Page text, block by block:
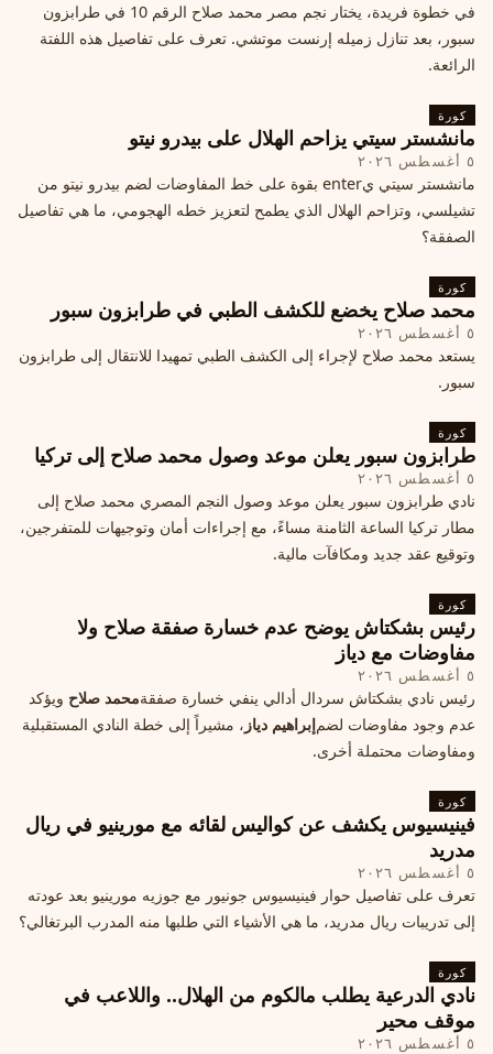
في خطوة فريدة، يختار نجم مصر محمد صلاح الرقم 10 في طرابزون
سبور، بعد تنازل زميله إرنست موتشي. تعرف على تفاصيل هذه اللفتة
الرائعة.
كورة
مانشستر سيتي يزاحم الهلال على بيدرو نيتو
٥ أغسطس ٢٠٢٦
مانشستر سيتي يenter بقوة على خط المفاوضات لضم بيدرو نيتو من
تشيلسي، وتزاحم الهلال الذي يطمح لتعزيز خطه الهجومي، ما هي تفاصيل
الصفقة؟
كورة
محمد صلاح يخضع للكشف الطبي في طرابزون سبور
٥ أغسطس ٢٠٢٦
يستعد محمد صلاح لإجراء إلى الكشف الطبي تمهيدا للانتقال إلى طرابزون
سبور.
كورة
طرابزون سبور يعلن موعد وصول محمد صلاح إلى تركيا
٥ أغسطس ٢٠٢٦
نادي طرابزون سبور يعلن موعد وصول النجم المصري محمد صلاح إلى
مطار تركيا الساعة الثامنة مساءً، مع إجراءات أمان وتوجيهات للمتفرجين،
وتوقيع عقد جديد ومكافآت مالية.
كورة
رئيس بشكتاش يوضح عدم خسارة صفقة صلاح ولا
مفاوضات مع دياز
٥ أغسطس ٢٠٢٦
رئيس نادي بشكتاش سردال أدالي ينفي خسارة صفقةمحمد صلاح ويؤكد
عدم وجود مفاوضات لضمإبراهيم دياز ، مشيراً إلى خطة النادي المستقبلية
ومفاوضات محتملة أخرى.
كورة
فينيسيوس يكشف عن كواليس لقائه مع مورينيو في ريال
مدريد
٥ أغسطس ٢٠٢٦
تعرف على تفاصيل حوار فينيسيوس جونيور مع جوزيه مورينيو بعد عودته
إلى تدريبات ريال مدريد، ما هي الأشياء التي طلبها منه المدرب البرتغالي؟
كورة
نادي الدرعية يطلب مالكوم من الهلال.. واللاعب في
موقف محير
٥ أغسطس ٢٠٢٦